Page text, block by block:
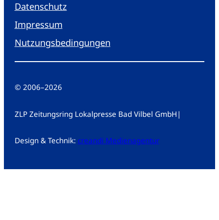
Datenschutz
Impressum
Nutzungsbedingungen
© 2006–2026
ZLP Zeitungsring Lokalpresse Bad Vilbel GmbH |
Design & Technik: creandi Medienagentur